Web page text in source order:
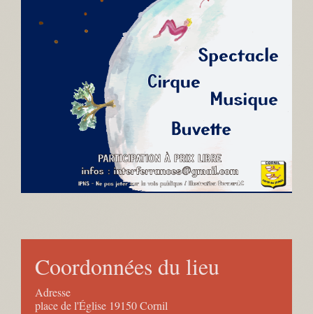
Coordonnées du lieu
Adresse
place de l'Église 19150 Cornil